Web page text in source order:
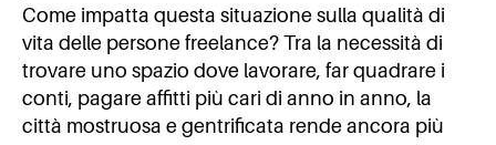
Come impatta questa situazione sulla qualità di
vita delle persone freelance? Tra la necessità di
trovare uno spazio dove lavorare, far quadrare i
conti, pagare affitti più cari di anno in anno, la
città mostruosa e gentrificata rende ancora più